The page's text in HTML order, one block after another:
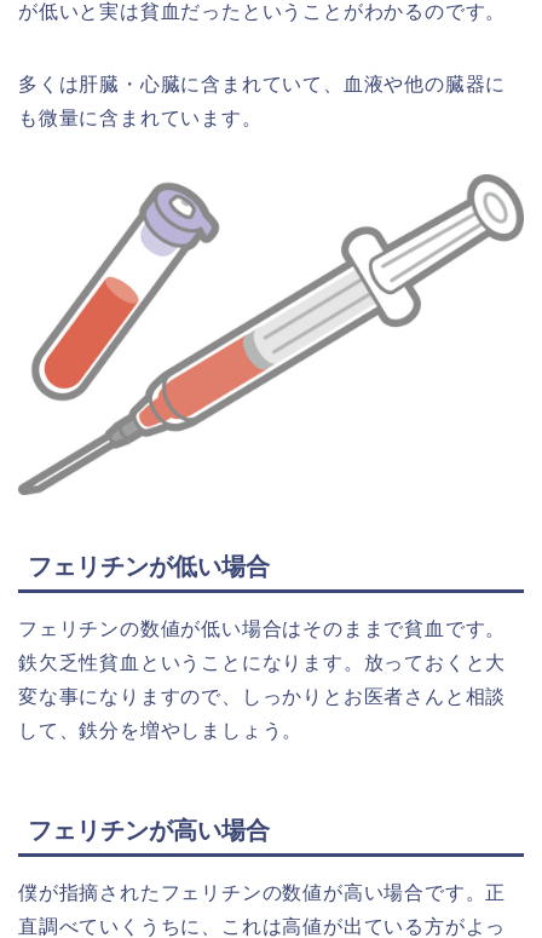
が低いと実は貧血だったということがわかるのです。
多くは肝臓・心臓に含まれていて、血液や他の臓器に
も微量に含まれています。
フェリチンが低い場合
フェリチンの数値が低い場合はそのままで貧血です。
鉄欠乏性貧血ということになります。放っておくと大
変な事になりますので、しっかりとお医者さんと相談
して、鉄分を増やしましょう。
フェリチンが高い場合
僕が指摘されたフェリチンの数値が高い場合です。正
直調べていくうちに、これは高値が出ている方がよっ